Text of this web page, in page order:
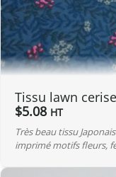
Tissu lawn
$5.08 HT
Très beau tissu
imprimé motifs fleurs,